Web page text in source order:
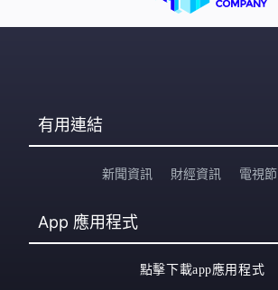
有用連結
新聞資訊 財經資訊 電視
App 應用程式
點擊下載app應用程式